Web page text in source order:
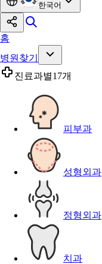
한국어
홈
병원찾기
진료과별17개
피부과
성형외과
정형외과
치과